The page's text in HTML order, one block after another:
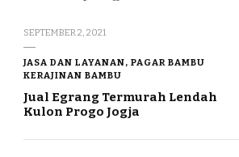
SEPTEMBER 2, 2021
JASA DAN LAYANAN, PAGAR BAMBU
KERAJINAN BAMBU
Jual Egrang Termurah Lendah
Kulon Progo Jogja